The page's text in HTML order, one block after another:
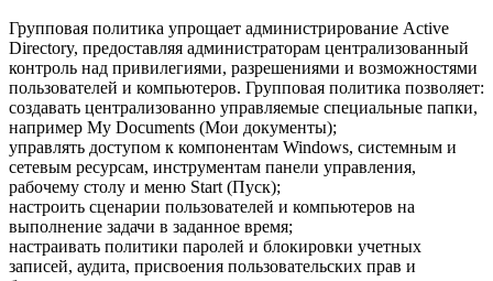
Групповая политика упрощает администрирование Active
Directory, предоставляя администраторам централизованный
контроль над привилегиями, разрешениями и возможностями
пользователей и компьютеров. Групповая политика позволяет:
создавать централизованно управляемые специальные папки,
например My Documents (Мои документы);
управлять доступом к компонентам Windows, системным и
сетевым ресурсам, инструментам панели управления,
рабочему столу и меню Start (Пуск);
настроить сценарии пользователей и компьютеров на
выполнение задачи в заданное время;
настраивать политики паролей и блокировки учетных
записей, аудита, присвоения пользовательских прав и